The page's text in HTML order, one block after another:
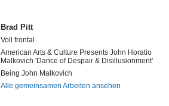
Brad Pitt
Voll frontal
American Arts & Culture Presents John Horatio
Malkovich 'Dance of Despair & Disillusionment'
Being John Malkovich
Alle gemeinsamen Arbeiten ansehen